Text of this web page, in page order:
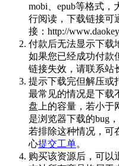
mobi、epub等格式
行阅读，下载链接可
接：http://
付款后无法显示下载
如果您已经成功付款
链接失效，请联系站
提示下载完但解压或
最常见的情况是下载
盘上的容量，若小于
是浏览器下载的bug
若排除这种情况，可
心提交工单。
购买该资源后，可以